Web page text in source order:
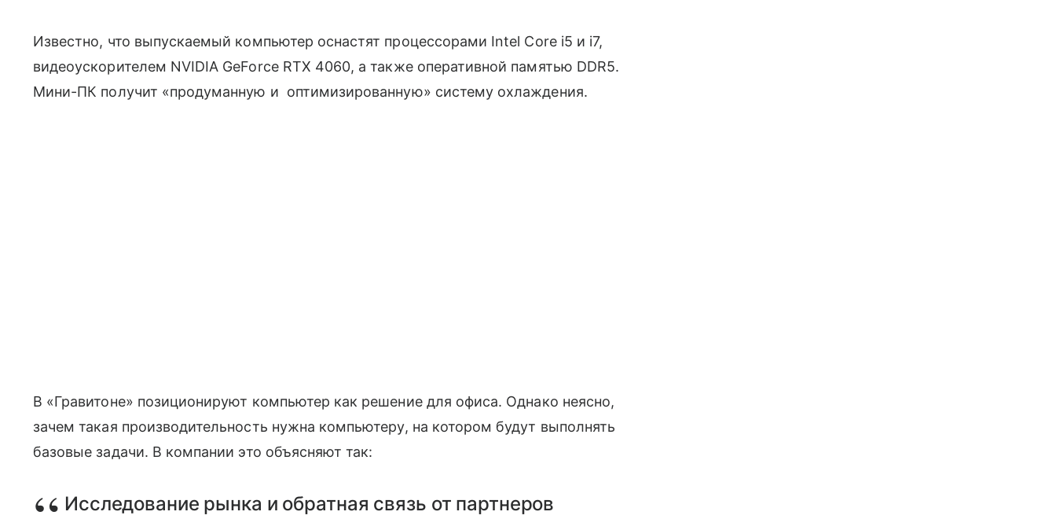
Известно, что выпускаемый компьютер оснастят процессорами Intel Core i5 и i7,
видеоускорителем NVIDIA GeForce RTX 4060, а также оперативной памятью DDR5.
Мини-ПК получит «продуманную и оптимизированную» систему охлаждения.
В «Гравитоне» позиционируют компьютер как решение для офиса. Однако неясно,
зачем такая производительность нужна компьютеру, на котором будут выполнять
базовые задачи. В компании это объясняют так:
Исследование рынка и обратная связь от партнеров